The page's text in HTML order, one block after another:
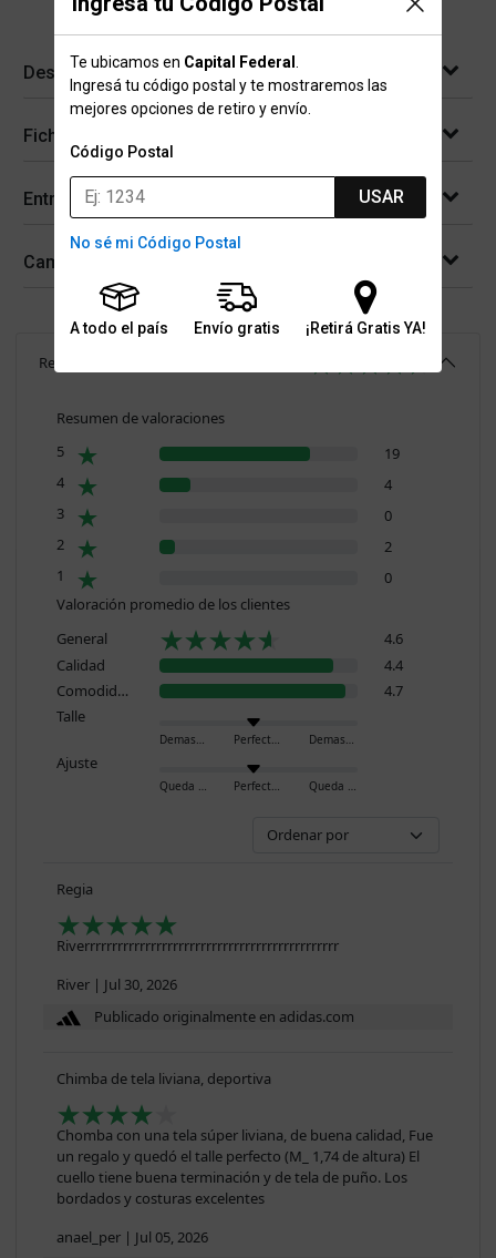
Te ubicamos en Capital Federal
Ingresá tu código postal y te mostraremos las
mejores opciones de retiro y envío.
Código Postal
USAR
No sé mi Código Postal
A todo el país Envío gratis ¡Retirá Gratis YA!
Descripción
Ficha técnica
Entregas
Cambios y devoluciones
Reseñas
Resumen de valoraciones
5
19
4
4
3
0
2
2
1
0
Valoración promedio de los clientes
General
4.6
Calidad
4.4
Comodidad
4.7
Talle
Demasiado pequeño Perfecto Demasiado grande
Ajuste
Queda ajustado Perfecto Queda holgado
Regia
Riverrrrrrrrrrrrrrrrrrrrrrrrrrrrrrrrrrrrrrrrrrrrrr
River | Jul 30, 2026
Publicado originalmente en adidas.com
Chimba de tela liviana, deportiva
Chomba con una tela súper liviana, de buena calidad, Fue
un regalo y quedó el talle perfecto (M_ 1,74 de altura) El
cuello tiene buena terminación y de tela de puño. Los
bordados y costuras excelentes
anael_per | Jul 05, 2026